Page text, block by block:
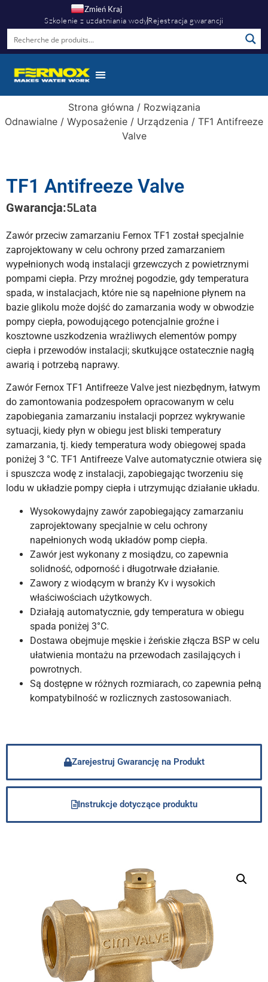
Zmień Kraj
Szkolenie z uzdatniania wodyRejestracja gwarancji
Strona główna / Rozwiązania
Odnawialne / Wyposażenie / Urządzenia / TF1 Antifreeze
Valve
TF1 Antifreeze Valve
Gwarancja:5Lata
Zawór przeciw zamarzaniu Fernox TF1 został specjalnie
zaprojektowany w celu ochrony przed zamarzaniem
wypełnionych wodą instalacji grzewczych z powietrznymi
pompami ciepła. Przy mroźnej pogodzie, gdy temperatura
spada, w instalacjach, które nie są napełnione płynem na
bazie glikolu może dojść do zamarzania wody w obwodzie
pompy ciepła, powodującego potencjalnie groźne i
kosztowne uszkodzenia wrażliwych elementów pompy
ciepła i przewodów instalacji; skutkujące ostatecznie nagłą
awarią i potrzebą naprawy.
Zawór Fernox TF1 Antifreeze Valve jest niezbędnym, łatwym
do zamontowania podzespołem opracowanym w celu
zapobiegania zamarzaniu instalacji poprzez wykrywanie
sytuacji, kiedy płyn w obiegu jest bliski temperatury
zamarzania, tj. kiedy temperatura wody obiegowej spada
poniżej 3 °C. TF1 Antifreeze Valve automatycznie otwiera się
i spuszcza wodę z instalacji, zapobiegając tworzeniu się
lodu w układzie pompy ciepła i utrzymując działanie układu.
Wysokowydajny zawór zapobiegający zamarzaniu
zaprojektowany specjalnie w celu ochrony
napełnionych wodą układów pomp ciepła.
Zawór jest wykonany z mosiądzu, co zapewnia
solidność, odporność i długotrwałe działanie.
Zawory z wiodącym w branży Kv i wysokich
właściwościach użytkowych.
Działają automatycznie, gdy temperatura w obiegu
spada poniżej 3°C.
Dostawa obejmuje męskie i żeńskie złącza BSP w celu
ułatwienia montażu na przewodach zasilających i
powrotnych.
Są dostępne w różnych rozmiarach, co zapewnia pełną
kompatybilność w rozlicznych zastosowaniach.
Zarejestruj Gwarancję na Produkt
Instrukcje dotyczące produktu